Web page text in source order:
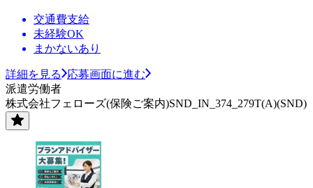
交通費支給
未経験OK
まかないあり
詳細を見る
応募画面に進む
派遣労働者
株式会社フェローズ(保険ご案内)SND_IN_374_279T(A)(SND)